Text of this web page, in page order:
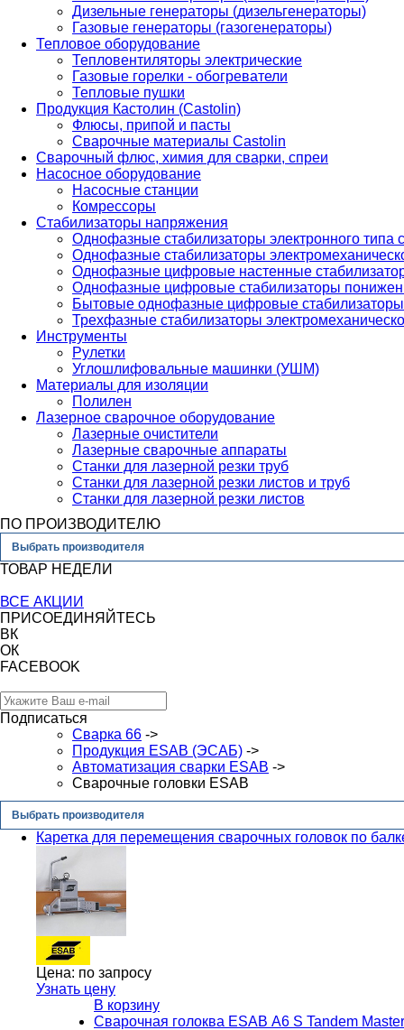
Дизельные генераторы (дизельгенераторы)
Газовые генераторы (газогенераторы)
Тепловое оборудование
Тепловентиляторы электрические
Газовые горелки - обогреватели
Тепловые пушки
Продукция Кастолин (Castolin)
Флюсы, припой и пасты
Сварочные материалы Castolin
Сварочный флюс, химия для сварки, спреи
Насосное оборудование
Насосные станции
Комрессоры
Стабилизаторы напряжения
Однофазные стабилизаторы электронного
Однофазные стабилизаторы
Однофазные цифровые настенные
Однофазные цифровые стабилизаторы
Бытовые однофазные цифровые стабилизаторы
Трехфазные стабилизаторы
Инструменты
Рулетки
Углошлифовальные машинки (УШМ)
Материалы для изоляции
Полилен
Лазерное сварочное оборудование
Лазерные очистители
Лазерные сварочные аппараты
Станки для лазерной резки труб
Станки для лазерной резки листов и труб
Станки для лазерной резки листов
ПО ПРОИЗВОДИТЕЛЮ
Выбрать производителя
ТОВАР НЕДЕЛИ
ВСЕ АКЦИИ
ПРИСОЕДИНЯЙТЕСЬ
ВК
ОК
FACEBOOK
Подписаться
Сварка 66 ->
Продукция ESAB (ЭСАБ) ->
Автоматизация сварки ESAB ->
Сварочные головки ESAB
Выбрать производителя
Каретка для перемещения сварочных головок по
Цена: по запросу
Узнать цену
В корзину
Сварочная голоква ESAB А6 S Tandem